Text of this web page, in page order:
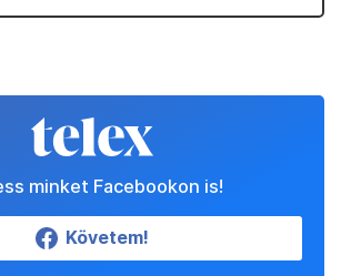
minket Facebookon is!
Követem!